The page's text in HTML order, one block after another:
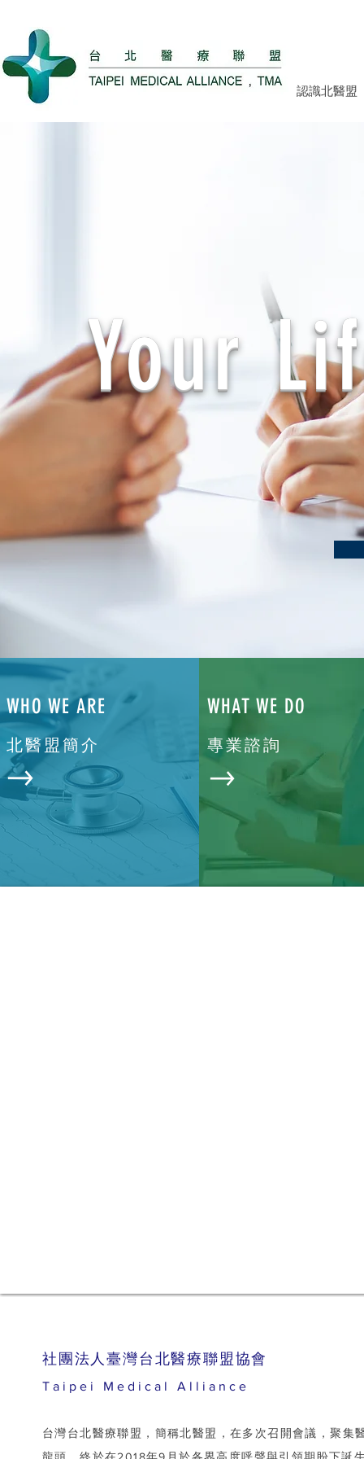
認識北醫盟
Your
WHO WE ARE
北醫盟簡介
WHAT WE DO
專業諮詢
​社團法人臺灣台北醫療聯盟協會
Taipei Medical Alliance
台灣台北醫療聯盟，簡稱北醫盟，在多次召開會議，聚集